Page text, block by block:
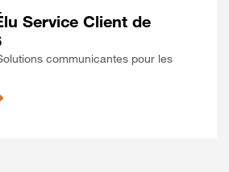
Service Client de
communicantes pour les